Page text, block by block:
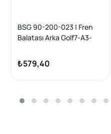
BSG 90-200-023 | Fren
Balatası Arka Golf7-A3-
₺579,40